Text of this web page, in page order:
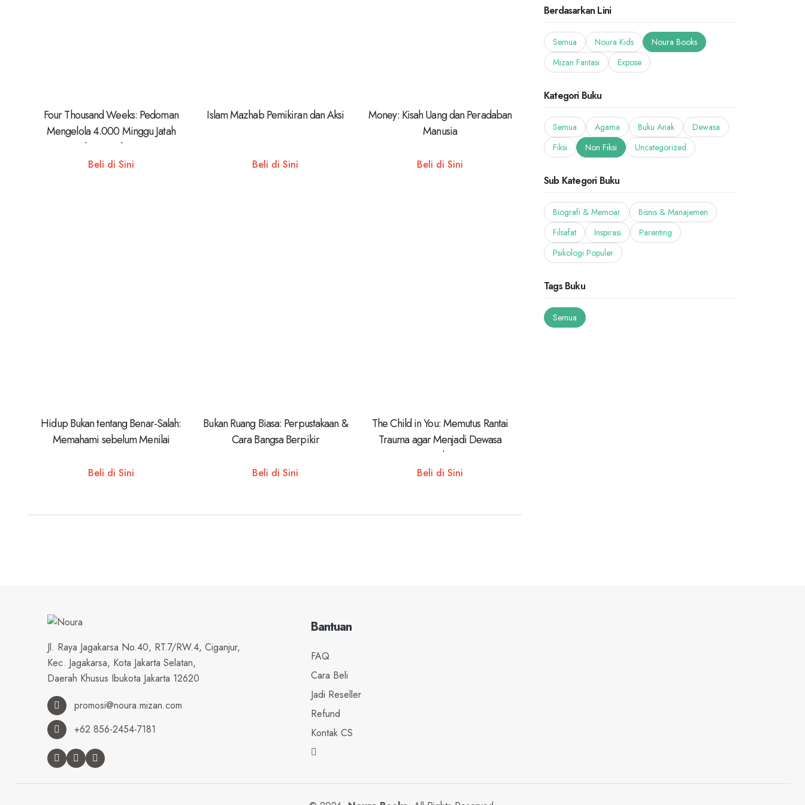
Four Thousand Weeks: Pedoman
Mengelola 4.000 Minggu Jatah
Hidup Kita di Dunia
Beli di Sini
Islam Mazhab Pemikiran dan Aksi
Beli di Sini
Money: Kisah Uang dan Peradaban
Manusia
Beli di Sini
Hidup Bukan tentang Benar-Salah:
Memahami sebelum Menilai
Beli di Sini
Bukan Ruang Biasa: Perpustakaan &
Cara Bangsa Berpikir
Beli di Sini
The Child in You: Memutus Rantai
Trauma agar Menjadi Dewasa
Seutuhnya
Beli di Sini
Berdasarkan Lini
Semua Noura Kids
Noura Books
Mizan Fantasi
Expose
Kategori Buku
Semua Agama Buku Anak
Dewasa
Fiksi
Non Fiksi Uncategorized
Sub Kategori Buku
Biografi & Memoar
Bisnis & Manajemen
Filsafat
Inspirasi
Parenting
Psikologi Populer
Tags Buku
Semua
Jl. Raya Jagakarsa No.40, RT.7/RW.4, Ciganjur,
Kec. Jagakarsa, Kota Jakarta Selatan,
Daerah Khusus Ibukota Jakarta 12620
promosi@noura.mizan.com
+62 856-2454-7181
Bantuan
FAQ
Cara Beli
Jadi Reseller
Refund
Kontak CS